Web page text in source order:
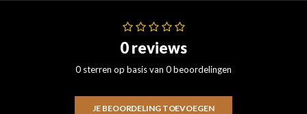
0 reviews
0 sterren op basis van 0 beoordelingen
JE BEOORDELING TOEVOEGEN